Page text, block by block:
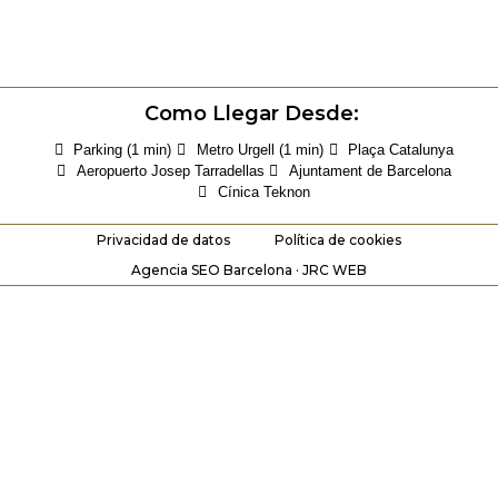
Como Llegar Desde:
Parking (1 min) Metro Urgell (1 min)
Plaça Catalunya
Aeropuerto Josep Tarradellas
Ajuntament de Barcelona
Cínica Teknon
Privacidad de datos
Política de cookies
Agencia SEO Barcelona · JRC WEB